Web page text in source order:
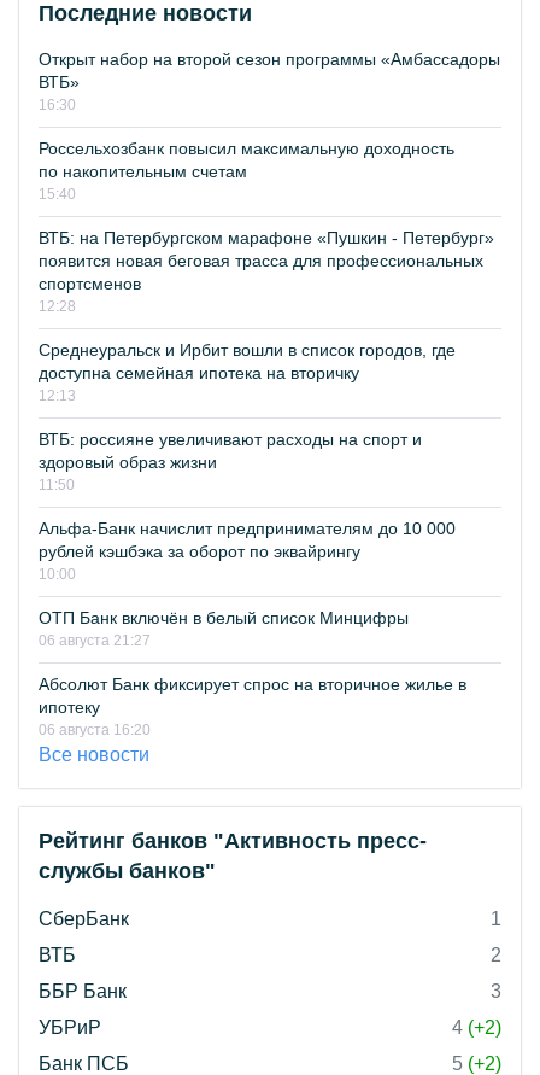
Последние новости
Открыт набор на второй сезон программы «Амбассадоры
ВТБ»
16:30
Россельхозбанк повысил максимальную доходность
по накопительным счетам
15:40
ВТБ: на Петербургском марафоне «Пушкин - Петербург»
появится новая беговая трасса для профессиональных
спортсменов
12:28
Среднеуральск и Ирбит вошли в список городов, где
доступна семейная ипотека на вторичку
12:13
ВТБ: россияне увеличивают расходы на спорт и
здоровый образ жизни
11:50
Альфа-Банк начислит предпринимателям до 10 000
рублей кэшбэка за оборот по эквайрингу
10:00
ОТП Банк включён в белый список Минцифры
06 августа 21:27
Абсолют Банк фиксирует спрос на вторичное жилье в
ипотеку
06 августа 16:20
Все новости
Рейтинг банков "Активность пресс-
службы банков"
СберБанк
1
ВТБ
2
ББР Банк
3
УБРиР
4 (+2)
Банк ПСБ
5 (+2)